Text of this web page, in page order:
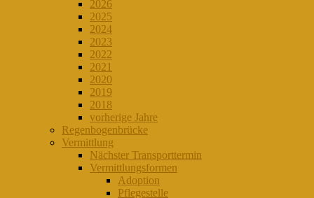
2026
2025
2024
2023
2022
2021
2020
2019
2018
vorherige Jahre
Regenbogenbrücke
Vermittlung
Nächster Transporttermin
Vermittlungsformen
Adoption
Pflegestelle